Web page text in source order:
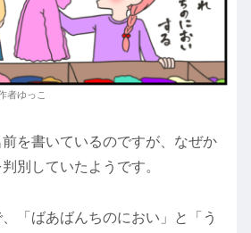
者ゆっこ
を書いているのですが、なぜか
別していたようです。
「ばあばんちのにおい」と「う